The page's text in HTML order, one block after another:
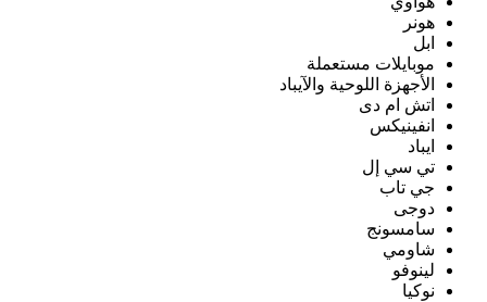
هونر
ابل
موبايلات مستعملة
الأجهزة اللوحية والآيباد
اتش ام دى
انفينيكس
ايباد
تي سي إل
جي تاب
دوجى
سامسونج
شاومي
لينوفو
نوكيا